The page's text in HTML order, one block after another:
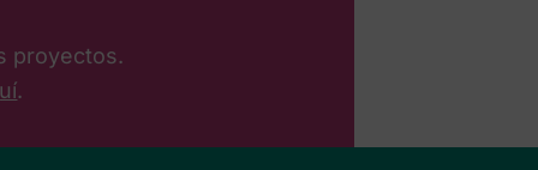
proyectos.
.